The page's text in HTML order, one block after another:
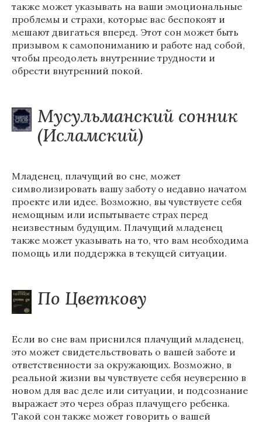
также может указывать на ваши эмоциональные
проблемы и страхи, которые вас беспокоят и
мешают двигаться вперед. Этот сон может быть
призывом к самопониманию и работе над собой,
чтобы преодолеть внутренние трудности и
обрести внутренний покой.
Мусульманский сонник
(Исламский)
Младенец, плачущий во сне, может
символизировать вашу заботу о недавно начатом
проекте или идее. Возможно, вы чувствуете себя
немощным или испытываете страх перед
неизвестным будущим. Плачущий младенец
также может указывать на то, что вам необходима
помощь или поддержка в текущей ситуации.
По Цветкову
Если во сне вам приснился плачущий младенец,
это может свидетельствовать о вашей заботе и
ответственности за окружающих. Возможно, в
реальной жизни вы чувствуете себя неуверенно в
новом для вас деле или ситуации, и подсознание
выражает это через образ плачущего ребенка.
Такой сон также может говорить о вашей